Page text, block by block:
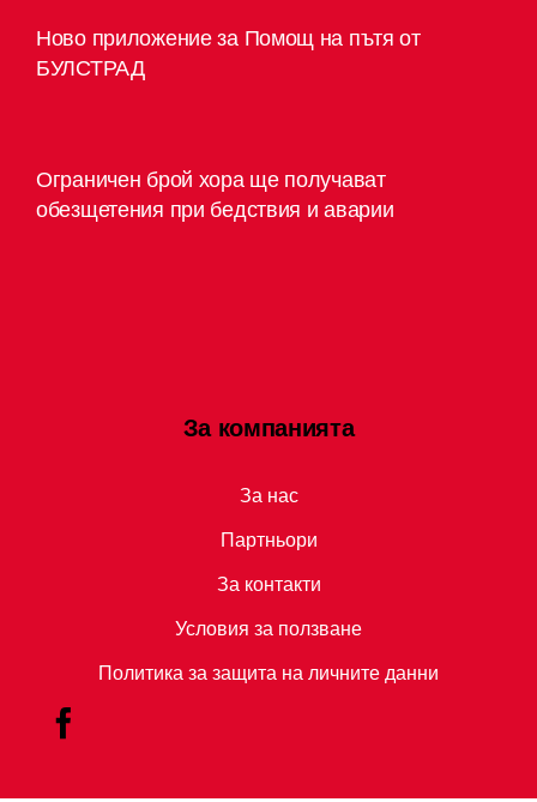
Ново приложение за Помощ на пътя от
БУЛСТРАД
Ограничен брой хора ще получават
обезщетения при бедствия и аварии
За компанията
За нас
Партньори
За контакти
Условия за ползване
Политика за защита на личните данни